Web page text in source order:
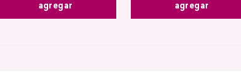
agregar agregar